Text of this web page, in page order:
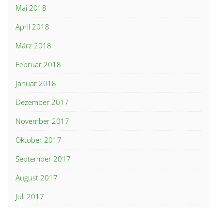
Mai 2018
April 2018
März 2018
Februar 2018
Januar 2018
Dezember 2017
November 2017
Oktober 2017
September 2017
August 2017
Juli 2017